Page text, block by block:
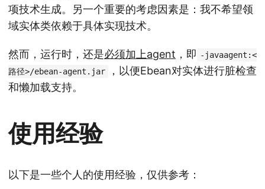
项技术生成。另一个重要的考虑因素是：我不希望领
域实体类依赖于具体实现技术。
然而，运行时，还是必须加上agent ，即 -javaagent:<
路径>/ebean-agent.jar
，以便Ebean对实体进行脏检查
和懒加载支持。
使用经验
以下是一些个人的使用经验，仅供参考：